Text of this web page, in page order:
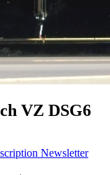
VZ DSG6
Newsletter